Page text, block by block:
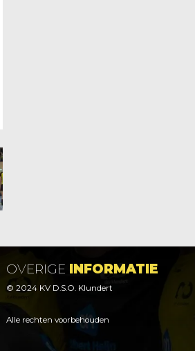
OVERIGE INFORMATIE
© 2024 KV D.S.O. Klundert
Alle rechten voorbehouden